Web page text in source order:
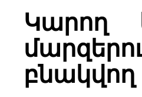
Կարող
բնակվող